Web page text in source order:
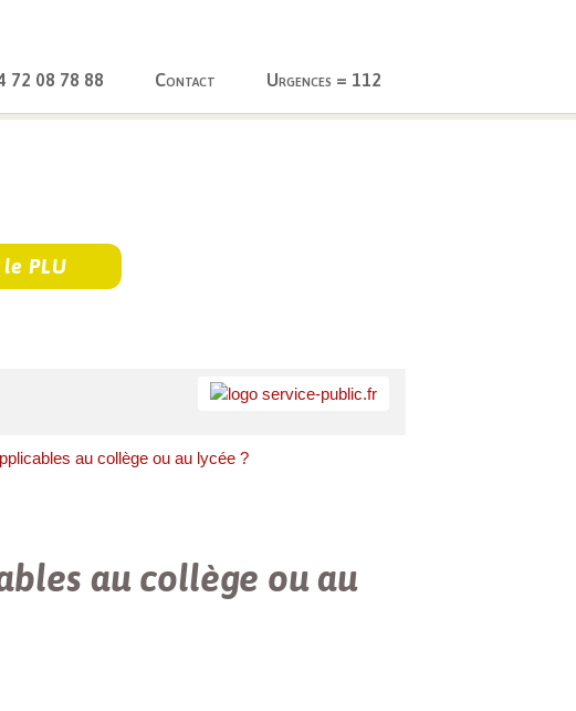
72 08 78 88 Contact Urgences = 112
PLU
au collège ou au lycée ?
au collège ou au